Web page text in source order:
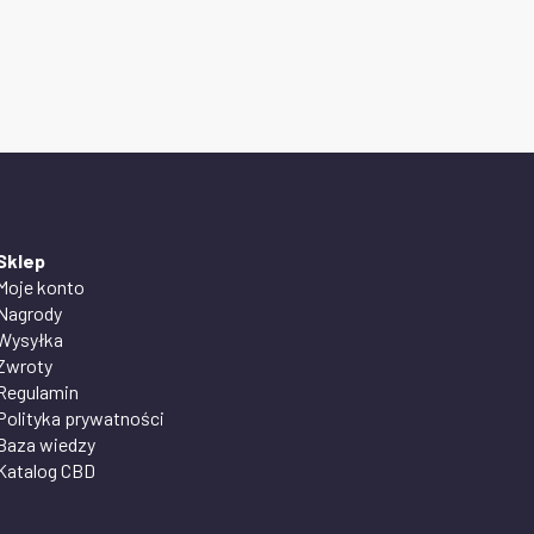
konto
prywatności
wiedzy
CBD